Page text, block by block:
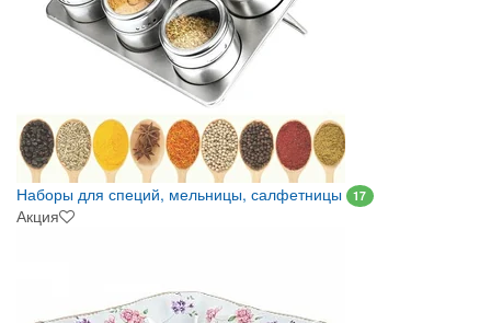
Наборы для специй, мельницы, салфетницы 17
Акция